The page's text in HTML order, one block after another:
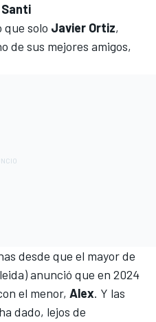
Santi
que solo Javier Ortiz,
de sus mejores amigos,
desde que el mayor de
anunció que en 2024
el menor, Alex. Y las
dado, lejos de